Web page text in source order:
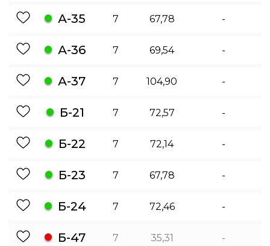
А-35 7 67,78 -
А-36 7 69,54 -
А-37 7 104,90 -
Б-21 7 72,57 -
Б-22 7 72,14 -
Б-23 7 67,78 -
Б-24 7 72,46 -
Б-47 7 35,31 -